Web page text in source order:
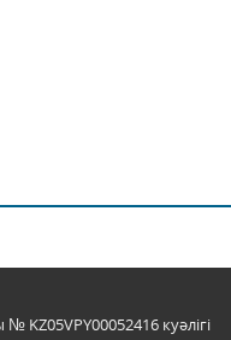
KZ05VPY00052416 куәлігі